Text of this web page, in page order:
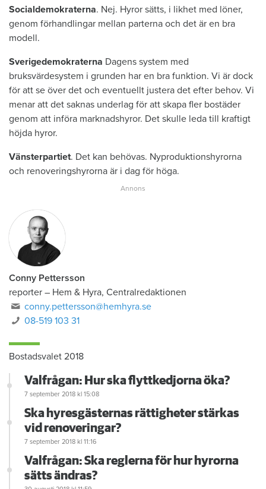
Socialdemokraterna. Nej. Hyror sätts, i likhet med löner,
genom förhandlingar mellan parterna och det är en bra
modell.
Sverigedemokraterna Dagens system med
bruksvärdesystem i grunden har en bra funktion. Vi är dock
för att se över det och eventuellt justera det efter behov. Vi
menar att det saknas underlag för att skapa fler bostäder
genom att införa marknadshyror. Det skulle leda till kraftigt
höjda hyror.
Vänsterpartiet. Det kan behövas. Nyproduktionshyrorna
och renoveringshyrorna är i dag för höga.
Conny Pettersson
reporter – Hem & Hyra, Centralredaktionen
conny.pettersson@hemhyra.se
08-519 103 31
Bostadsvalet 2018
Valfrågan: Hur ska flyttkedjorna öka?
7 september 2018 kl 15:08
Ska hyresgästernas rättigheter stärkas
vid renoveringar?
7 september 2018 kl 11:16
Valfrågan: Ska reglerna för hur hyrorna
sätts ändras?